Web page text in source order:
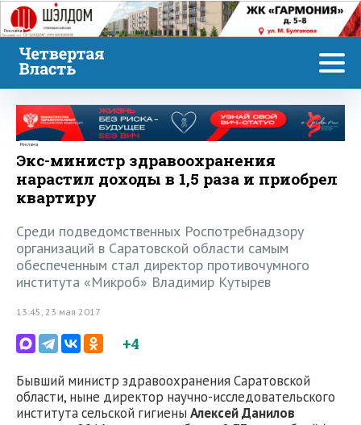
Реклама
Реклама
Экс-министр здравоохранения
нарастил доходы в 1,5 раза и приобрел
квартиру
Среди подведомственных Роспотребнадзору
организаций в Саратовской области самым
обеспеченным стал директор противочумного
института «Микроб» Владимир Кутырев
13:45, 23 мая 2017
+4
Бывший министр здравоохранения Саратовской
области, ныне директор научно-исследовательского
института сельской гигиены Алексей Данилов